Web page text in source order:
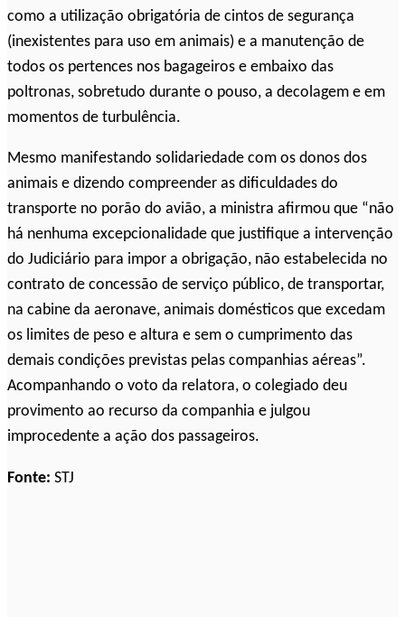
como a utilização obrigatória de cintos de segurança
(inexistentes para uso em animais) e a manutenção de
todos os pertences nos bagageiros e embaixo das
poltronas, sobretudo durante o pouso, a decolagem e em
momentos de turbulência.
Mesmo manifestando solidariedade com os donos dos
animais e dizendo compreender as dificuldades do
transporte no porão do avião, a ministra afirmou que “não
há nenhuma excepcionalidade que justifique a intervenção
do Judiciário para impor a obrigação, não estabelecida no
contrato de concessão de serviço público, de transportar,
na cabine da aeronave, animais domésticos que excedam
os limites de peso e altura e sem o cumprimento das
demais condições previstas pelas companhias aéreas”.
Acompanhando o voto da relatora, o colegiado deu
provimento ao recurso da companhia e julgou
improcedente a ação dos passageiros.
Fonte: STJ